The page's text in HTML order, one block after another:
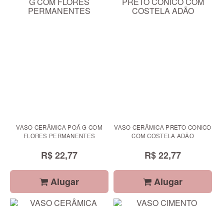
VASO CERÂMICA POÁ G COM
FLORES PERMANENTES
R$ 22,77
Alugar
VASO CERÂMICA PRETO CONICO
COM COSTELA ADÃO
R$ 22,77
Alugar